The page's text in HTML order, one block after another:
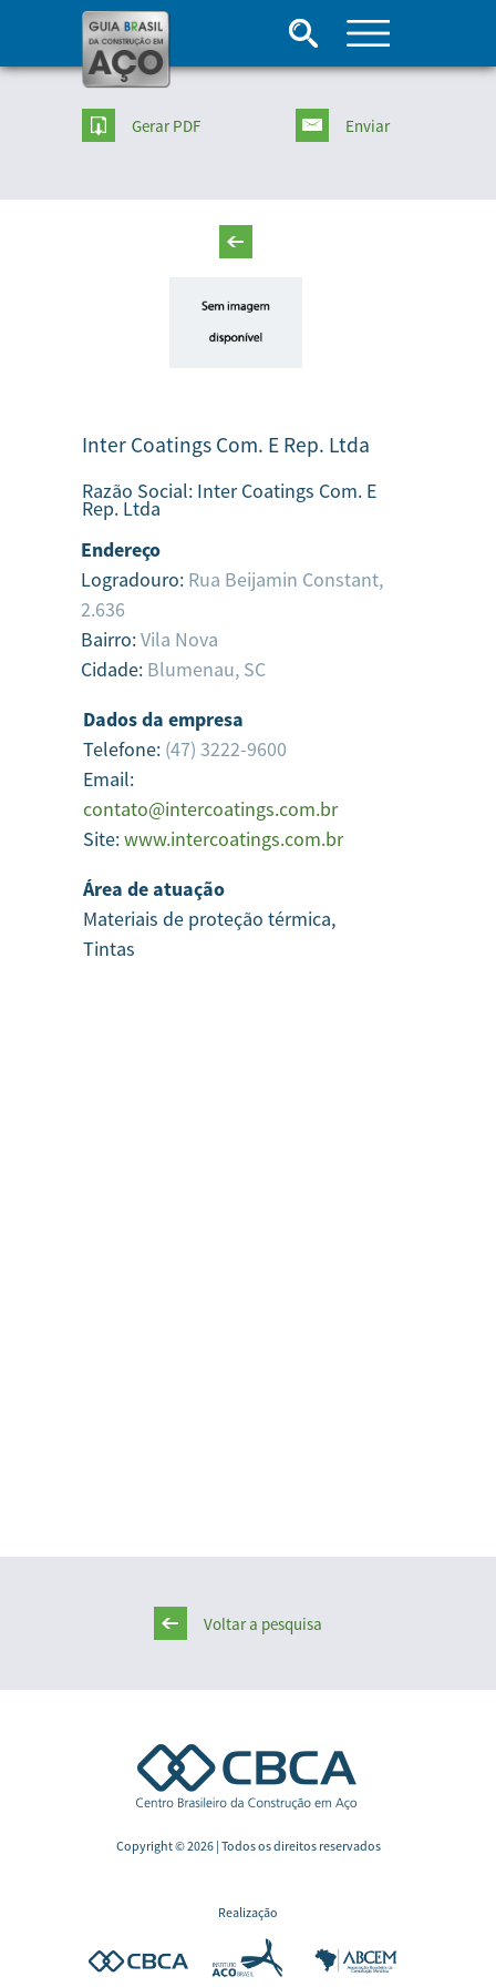
Gerar PDF Enviar
Inter Coatings Com. E Rep. Ltda
Razão Social: Inter Coatings Com. E
Rep. Ltda
Endereço
Logradouro: Rua Beijamin Constant,
2.636
Bairro:Vila Nova
Cidade: Blumenau, SC
Dados da empresa
Telefone: (47) 3222-9600
Email:
contato@intercoatings.com.br
Site:www.intercoatings.com.br
Área de atuação
Materiais de proteção térmica,
Tintas
Voltar a pesquisa
Copyright © 2026 | Todos os direitos reservados
Realização